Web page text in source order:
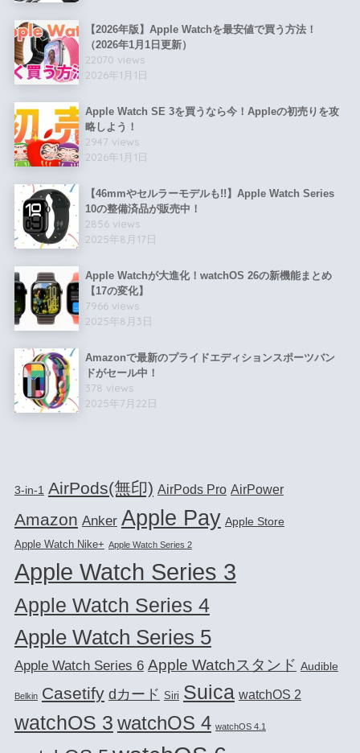
【2026年版】Apple Watchを最安値で買う方法！
（2026年1月1日更新）
22070 views
2026年1月1日
Apple Watch SE 3を買うなら今！Appleの初売りを攻
略しよう！
2947 views
2026年1月1日
【46mmやセルラーモデルも!!】Apple Watch Series
10の整備済品が販売中！
2856 views
2025年8月17日
Apple Watchが大進化！watchOS 26の新機能まとめ
【17の変化】
7966 views
2025年8月3日
Amazonで最新のプライドエディションスポーツバン
ドがセール中！
378 views
2025年7月22日
3-in-1 AirPods(無印) AirPods Pro AirPower
Amazon Anker Apple Pay Apple Store
Apple Watch Nike+ Apple Watch Series 2
Apple Watch Series 3
Apple Watch Series 4
Apple Watch Series 5
Apple Watch Series 6 Apple Watchスタンド Audible
Belkin Casetify dカード Siri Suica watchOS 2
watchOS 3 watchOS 4 watchOS 4.1